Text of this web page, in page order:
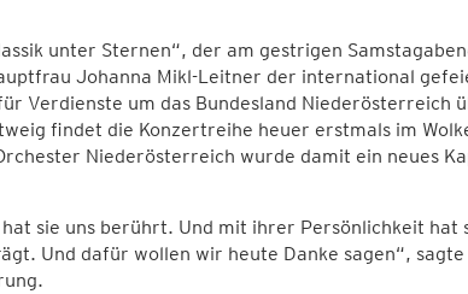
unter Sternen“, der am gestrigen
Johanna Mikl-Leitner der international
Verdienste um das Bundesland Niederösterreich
findet die Konzertreihe heuer erstmals im
Niederösterreich wurde damit ein neues
sie uns berührt. Und mit ihrer Persönlichkeit hat
Und dafür wollen wir heute Danke sagen“,